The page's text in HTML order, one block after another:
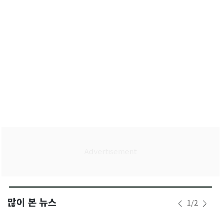
많이 본 뉴스 1/2